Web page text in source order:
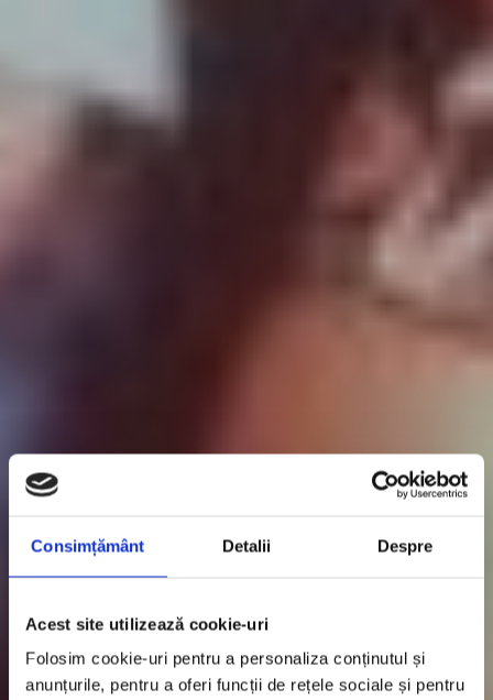
Consimțământ Detalii Despre
Acest site utilizează cookie-uri
Folosim cookie-uri pentru a personaliza conținutul și
anunțurile, pentru a oferi funcții de rețele sociale și pentru